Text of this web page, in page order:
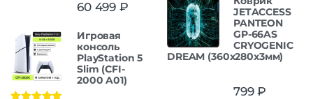
60 499 ₽
Игровая
консоль
PlayStation 5
Slim (CFI-
2000 A01)
JETACCESS
PANTEON
GP-66AS
CRYOGENIC
DREAM (360x280x3мм)
799₽